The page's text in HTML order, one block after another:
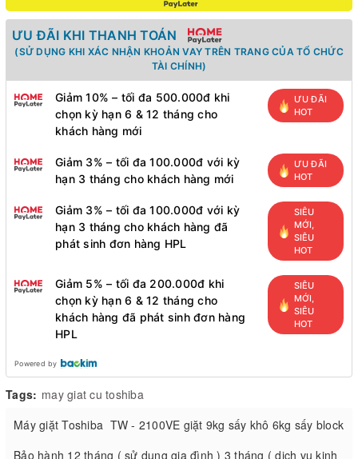
ƯU ĐÃI KHI THANH TOÁN
(SỬ DỤNG KHI XÁC NHẬN KHOẢN VAY TRÊN TRANG CỦA TỔ CHỨC
TÀI CHÍNH)
Giảm 10% – tối đa 500.000đ khi
chọn kỳ hạn 6 & 12 tháng cho
khách hàng mới
ƯU ĐÃI
HOT
Giảm 3% – tối đa 100.000đ với kỳ
hạn 3 tháng cho khách hàng mới
ƯU ĐÃI
HOT
Giảm 3% – tối đa 100.000đ với kỳ
hạn 3 tháng cho khách hàng đã
phát sinh đơn hàng HPL
SIÊU
MỚI,
SIÊU
HOT
Giảm 5% – tối đa 200.000đ khi
chọn kỳ hạn 6 & 12 tháng cho
khách hàng đã phát sinh đơn hàng
HPL
SIÊU
MỚI,
SIÊU
HOT
Powered by
Tags: may giat cu toshiba
Máy giặt Toshiba TW - 2100VE giặt 9kg sấy khô 6kg sấy block
Bảo hành 12 tháng ( sử dụng gia đình ) 3 tháng ( dịch vụ kinh